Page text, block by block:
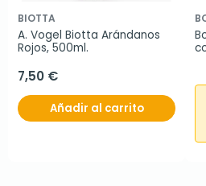
BIOTTA
A. Vogel Biotta Arándanos
Rojos, 500ml.
7,50 €
Añadir al carrito